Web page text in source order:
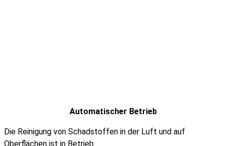
Automatischer Betrieb
Die Reinigung von Schadstoffen in der Luft und auf
Oberflächen ist in Betrieb